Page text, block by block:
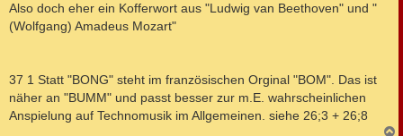
Also doch eher ein Kofferwort aus "Ludwig van Beethoven" und "
(Wolfgang) Amadeus Mozart"
37 1 Statt "BONG" steht im französischen Orginal "BOM". Das ist
näher an "BUMM" und passt besser zur m.E. wahrscheinlichen
Anspielung auf Technomusik im Allgemeinen. siehe 26;3 + 26;8